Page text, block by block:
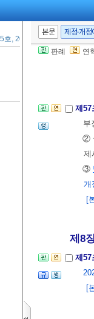
호, 2026. 6. 2., 일부개정]
본문 제정·개정
판례 연
고
2.
②
제57
부
②
제
③
개
[
제8장
제57
[